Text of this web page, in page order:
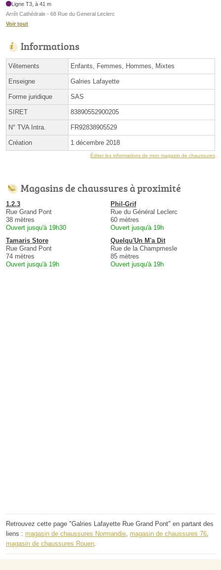
Ligne T3, à 41 m
Arrêt Cathédrale - 68 Rue du General Leclerc
Voir tout
Informations
Vêtements Enfants, Femmes, Hommes, Mixtes
Enseigne Galries Lafayette
Forme juridique SAS
SIRET 83890552900205
N° TVA Intra. FR92838905529
Création 1 décembre 2018
Éditer les informations de mon magasin de chaussures
Magasins de chaussures à proximité
1.2.3
Rue Grand Pont
38 mètres
Ouvert jusqu'à 19h30
Phil-Grif
Rue du Général Leclerc
60 mètres
Ouvert jusqu'à 19h
Tamaris Store
Rue Grand Pont
74 mètres
Ouvert jusqu'à 19h
Quelqu'Un M'a Dit
Rue de la Champmesle
85 mètres
Ouvert jusqu'à 19h
Retrouvez cette page "Galries Lafayette Rue Grand Pont" en partant des
liens : magasin de chaussures Normandie magasin de chaussures 76
magasin de chaussures Rouen